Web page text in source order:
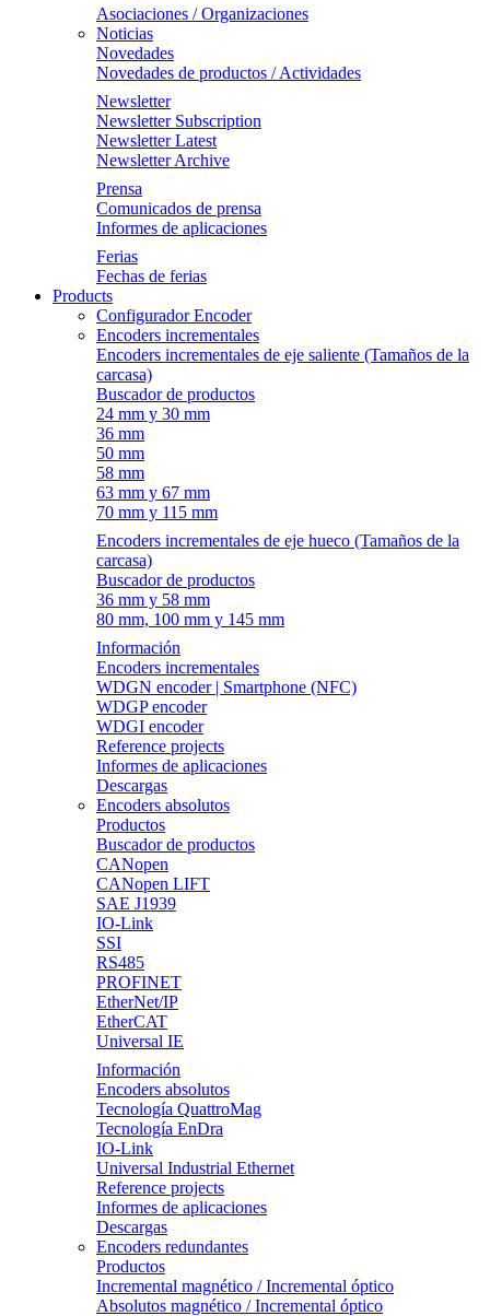
Asociaciones / Organizaciones
Noticias
Novedades
Novedades de productos / Actividades
Newsletter
Newsletter Subscription
Newsletter Latest
Newsletter Archive
Prensa
Comunicados de prensa
Informes de aplicaciones
Ferias
Fechas de ferias
Products
Configurador Encoder
Encoders incrementales
Encoders incrementales de eje saliente (Tamaños de la
carcasa)
Buscador de productos
24 mm y 30 mm
36 mm
50 mm
58 mm
63 mm y 67 mm
70 mm y 115 mm
Encoders incrementales de eje hueco (Tamaños de la
carcasa)
Buscador de productos
36 mm y 58 mm
80 mm, 100 mm y 145 mm
Información
Encoders incrementales
WDGN encoder | Smartphone (NFC)
WDGP encoder
WDGI encoder
Reference projects
Informes de aplicaciones
Descargas
Encoders absolutos
Productos
Buscador de productos
CANopen
CANopen LIFT
SAE J1939
IO-Link
SSI
RS485
PROFINET
EtherNet/IP
EtherCAT
Universal IE
Información
Encoders absolutos
Tecnología QuattroMag
Tecnología EnDra
IO-Link
Universal Industrial Ethernet
Reference projects
Informes de aplicaciones
Descargas
Encoders redundantes
Productos
Incremental magnético / Incremental óptico
Absolutos magnético / Incremental óptico